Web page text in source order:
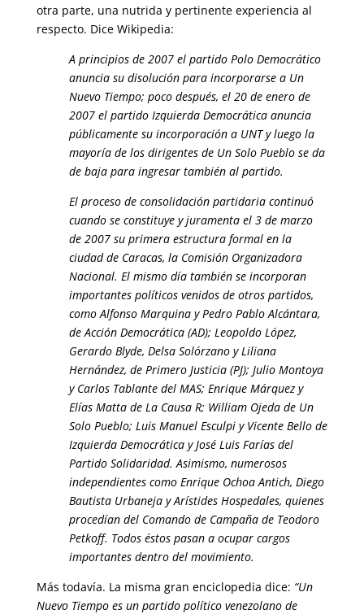
otra parte, una nutrida y pertinente experiencia al
respecto. Dice Wikipedia:
A principios de 2007 el partido Polo Democrático
anuncia su disolución para incorporarse a Un
Nuevo Tiempo; poco después, el 20 de enero de
2007 el partido Izquierda Democrática anuncia
públicamente su incorporación a UNT y luego la
mayoría de los dirigentes de Un Solo Pueblo se da
de baja para ingresar también al partido.
El proceso de consolidación partidaria continuó
cuando se constituye y juramenta el 3 de marzo
de 2007 su primera estructura formal en la
ciudad de Caracas, la Comisión Organizadora
Nacional. El mismo día también se incorporan
importantes políticos venidos de otros partidos,
como Alfonso Marquina y Pedro Pablo Alcántara,
de Acción Democrática (AD); Leopoldo López,
Gerardo Blyde, Delsa Solórzano y Liliana
Hernández, de Primero Justicia (PJ); Julio Montoya
y Carlos Tablante del MAS; Enrique Márquez y
Elías Matta de La Causa R; William Ojeda de Un
Solo Pueblo; Luis Manuel Esculpi y Vicente Bello de
Izquierda Democrática y José Luis Farías del
Partido Solidaridad. Asimismo, numerosos
independientes como Enrique Ochoa Antich, Diego
Bautista Urbaneja y Arístides Hospedales, quienes
procedían del Comando de Campaña de Teodoro
Petkoff. Todos éstos pasan a ocupar cargos
importantes dentro del movimiento.
Más todavía. La misma gran enciclopedia dice: “Un
Nuevo Tiempo es un partido político venezolano de